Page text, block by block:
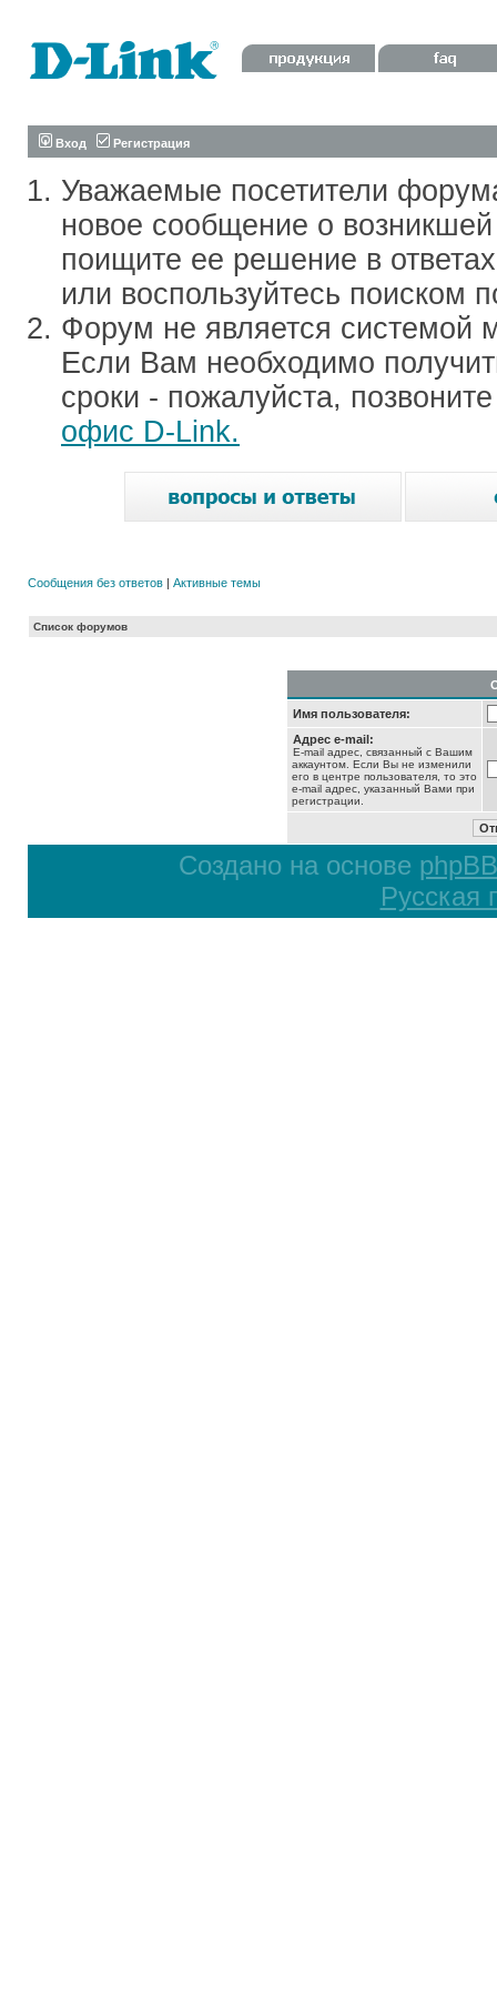
Вход Регистрация
Уважаемые посетители
новое сообщение о
поищите ее решение в
или воспользуйтесь поиском
Форум не является системой
Если Вам необходимо
сроки - пожалуйста,
офис D-Link.
Сообщения без ответов | Активные темы
Список форумов
Имя пользователя:
Адрес e-mail:
E-mail адрес, связанный с Вашим
аккаунтом. Если Вы не изменили
его в центре пользователя, то это
e-mail адрес, указанный Вами при
регистрации.
Создано на основе phpBB
Русская